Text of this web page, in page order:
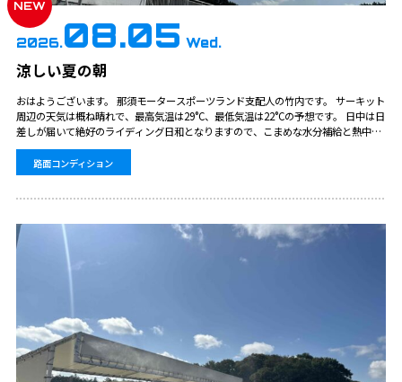
NEW
2026.08.05 Wed.
涼しい夏の朝
おはようございます。 那須モータースポーツランド支配人の竹内です。 サーキット
周辺の天気は概ね晴れで、最高気温は29°C、最低気温は22°Cの予想です。 日中は日
差しが届いて絶好のライディング日和となりますので、こまめな水分補給と熱中症
対策を万全にして、安全にサーキット走行やツーリングをお楽しみください！…
路面コンディション